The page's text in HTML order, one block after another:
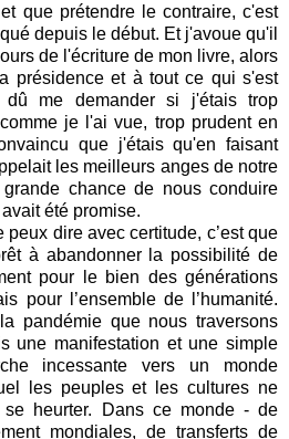
que prétendre le contraire, c'est
depuis le début. Et j'avoue qu'il
de l'écriture de mon livre, alors
présidence et à tout ce qui s'est
me demander si j'étais trop
je l'ai vue, trop prudent en
que j'étais qu'en faisant
les meilleurs anges de notre
chance de nous conduire
été promise.
dire avec certitude, c’est que
à abandonner la possibilité de
pour le bien des générations
pour l’ensemble de l’humanité.
pandémie que nous traversons
une manifestation et une simple
incessante vers un monde
les peuples et les cultures ne
se heurter. Dans ce monde - de
mondiales, de transferts de